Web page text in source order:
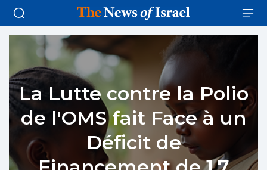
La Lutte contre la Polio
de l'OMS fait Face à un
Déficit de